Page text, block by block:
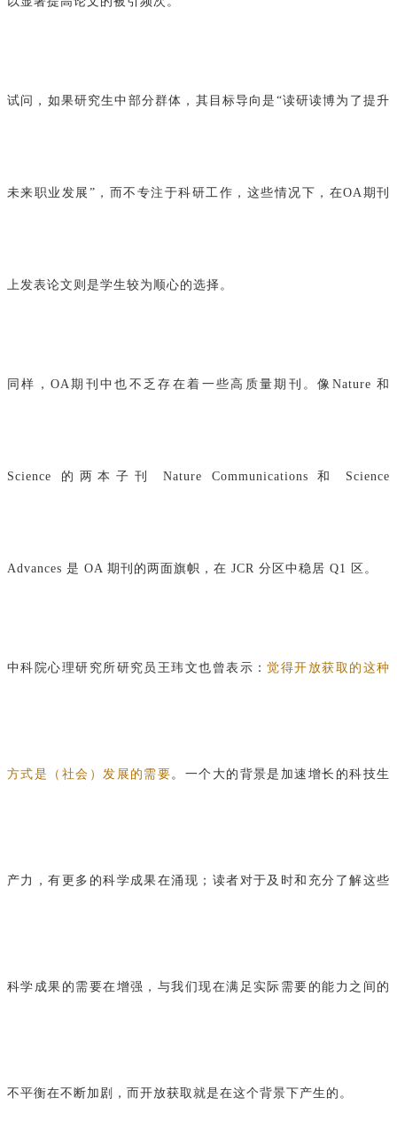
试问，如果研究生中部分群体，其目标导向是“读研读博为了提升
未来职业发展”，而不专注于科研工作，这些情况下，在OA期刊
上发表论文则是学生较为顺心的选择。
同样，OA期刊中也不乏存在着一些高质量期刊。像Nature 和
Science 的两本子刊 Nature Communications 和 Science
Advances 是 OA 期刊的两面旗帜，在 JCR 分区中稳居 Q1 区。
中科院心理研究所研究员王玮文也曾表示：觉得开放获取的这种
方式是（社会）发展的需要。一个大的背景是加速增长的科技生
产力，有更多的科学成果在涌现；读者对于及时和充分了解这些
科学成果的需要在增强，与我们现在满足实际需要的能力之间的
不平衡在不断加剧，而开放获取就是在这个背景下产生的。